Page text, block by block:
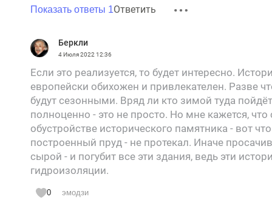
Показать ответы 1Ответить
Беркли
4 Июля 202212:36
Если это реализуется, то будет интересно.
европейски обихожен и привлекателен. Разве
будут сезонными. Вряд ли кто зимой туда
полноценно - это не просто. Но мне кажется, что
обустройстве исторического памятника - вот
построенный пруд - не протекал. Иначе
сырой - и погубит все эти здания, ведь эти
гидроизоляции.
0 эмодзи